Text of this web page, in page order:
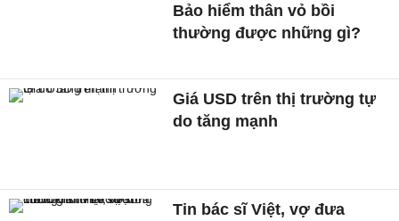
Bảo hiểm thân vỏ bồi
thường được những gì?
Giá USD trên thị trường tự
do tăng mạnh
Tin bác sĩ Việt, vợ đưa